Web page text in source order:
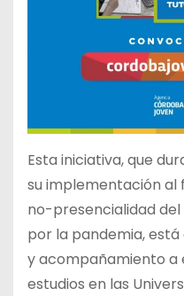
Esta iniciativa, que
su implementación al
no-presencialidad
por la pandemia,
y acompañamiento a
estudios en las